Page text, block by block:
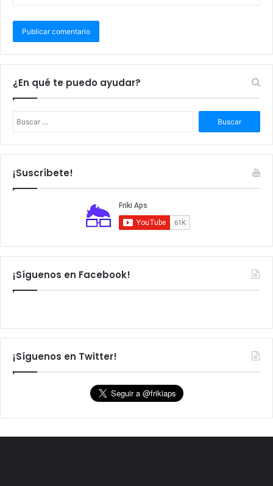
¿En qué te puedo ayudar?
s
c
¡Suscríbete!
¡Síguenos en Facebook!
¡Síguenos en Twitter!